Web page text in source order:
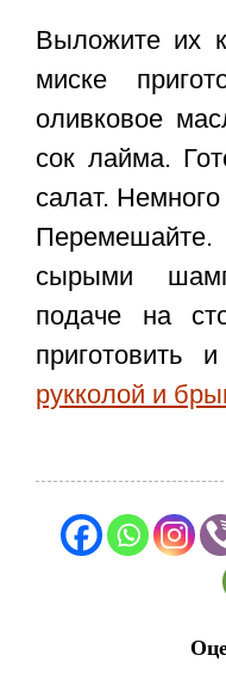
Выложите их
миске
оливковое
сок лайма.
салат. Немного
Перемешайте.
сырыми
подаче на
приготовить и
рукколой и